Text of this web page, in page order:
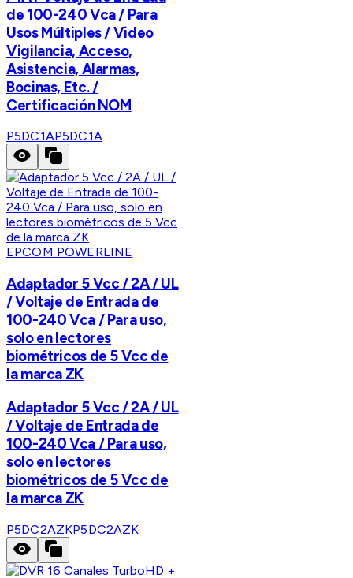
de 100-240 Vca / Para
Usos Múltiples / Video
Vigilancia, Acceso,
Asistencia, Alarmas,
Bocinas, Etc. /
Certificación NOM
P5DC1AP5DC1A
EPCOM POWERLINE
Adaptador 5 Vcc / 2A / UL
/ Voltaje de Entrada de
100-240 Vca / Para uso,
solo en lectores
biométricos de 5 Vcc de
la marca ZK
Adaptador 5 Vcc / 2A / UL
/ Voltaje de Entrada de
100-240 Vca / Para uso,
solo en lectores
biométricos de 5 Vcc de
la marca ZK
P5DC2AZKP5DC2AZK